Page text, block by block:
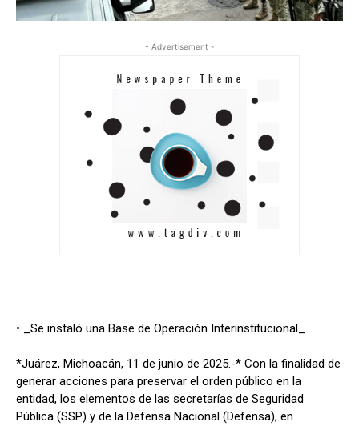
- Advertisement -
• _Se instaló una Base de Operación Interinstitucional_
*Juárez, Michoacán, 11 de junio de 2025.-* Con la finalidad de
generar acciones para preservar el orden público en la
entidad, los elementos de las secretarías de Seguridad
Pública (SSP) y de la Defensa Nacional (Defensa), en